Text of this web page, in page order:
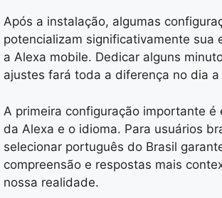
Após a instalação, algumas
potencializam significativamente sua
a Alexa mobile. Dedicar alguns
ajustes fará toda a diferença no dia a
A primeira configuração importante é
da Alexa e o idioma. Para usuários
selecionar português do Brasil
compreensão e respostas mais
nossa realidade.